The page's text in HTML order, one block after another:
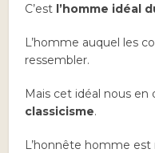
C’est l’homme idéal
L’homme auquel les
ressembler.
Mais cet idéal nous en
classicisme.
L’honnête homme